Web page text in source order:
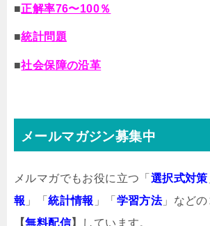
■正解率76〜100％
■統計問題
■社会保障の沿革
メールマガジン募集中
メルマガでもお役に立つ「 選択式対策
報 」「統計情報 」「 学習方法」など
【無料配信】
しています。